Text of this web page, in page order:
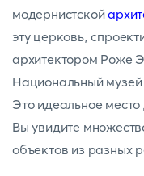
модернистской
эту церковь,
архитектором Роже
Национальный музей
Это идеальное место
Вы увидите
объектов из разных